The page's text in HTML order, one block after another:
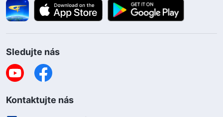
Sledujte nás
Kontaktujte nás